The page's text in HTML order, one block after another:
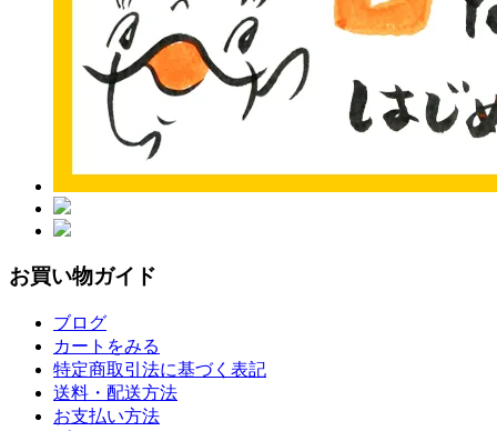
お買い物ガイド
ブログ
カートをみる
特定商取引法に基づく表記
送料・配送方法
お支払い方法